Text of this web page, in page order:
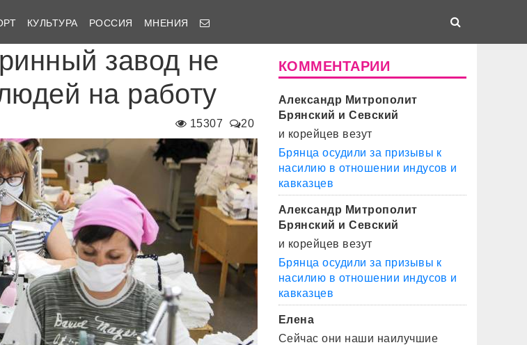
КУЛЬТУРА РОССИЯ МНЕНИЯ
завод не
на работу
15307 20
КОММЕНТАРИИ
Александр Митрополит
Брянский и Севский
и корейцев везут
Брянца осудили за призывы к
насилию в отношении индусов и
кавказцев
Александр Митрополит
Брянский и Севский
и корейцев везут
Брянца осудили за призывы к
насилию в отношении индусов и
кавказцев
Елена
Сейчас они наши наилучшие